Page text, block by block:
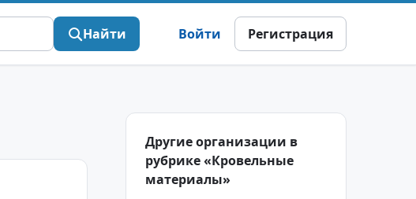
Найти Войти Регистрация
Другие организации в
рубрике «Кровельные
материалы»